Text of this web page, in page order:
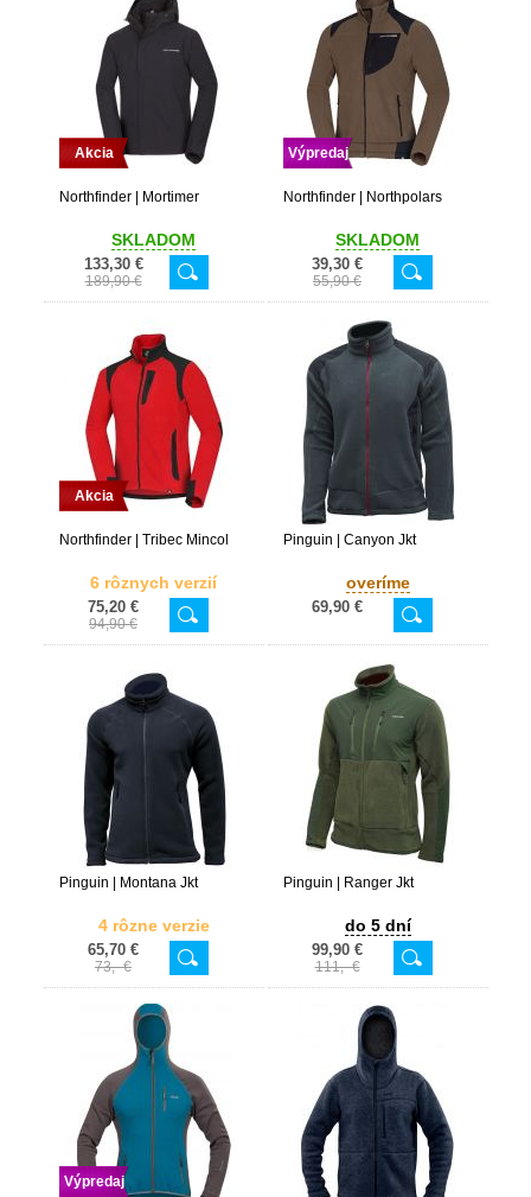
Akcia
Northfinder | Mortimer
SKLADOM
133,30 €
189,90 €
Výpredaj
Northfinder | Northpolars
SKLADOM
39,30 €
55,90 €
Akcia
Northfinder | Tribec Mincol
6 rôznych verzií
75,20 €
94,90 €
Pinguin | Canyon Jkt
overíme
69,90 €
Pinguin | Montana Jkt
4 rôzne verzie
65,70 €
73,- €
Pinguin | Ranger Jkt
do 5 dní
99,90 €
111,- €
Výpredaj